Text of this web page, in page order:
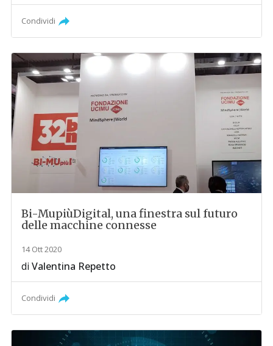
Condividi
Bi-MupiùDigital, una finestra sul futuro
delle macchine connesse
14 Ott 2020
diValentina Repetto
Condividi